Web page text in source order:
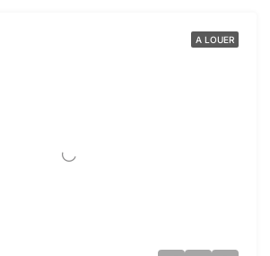
A LOUER